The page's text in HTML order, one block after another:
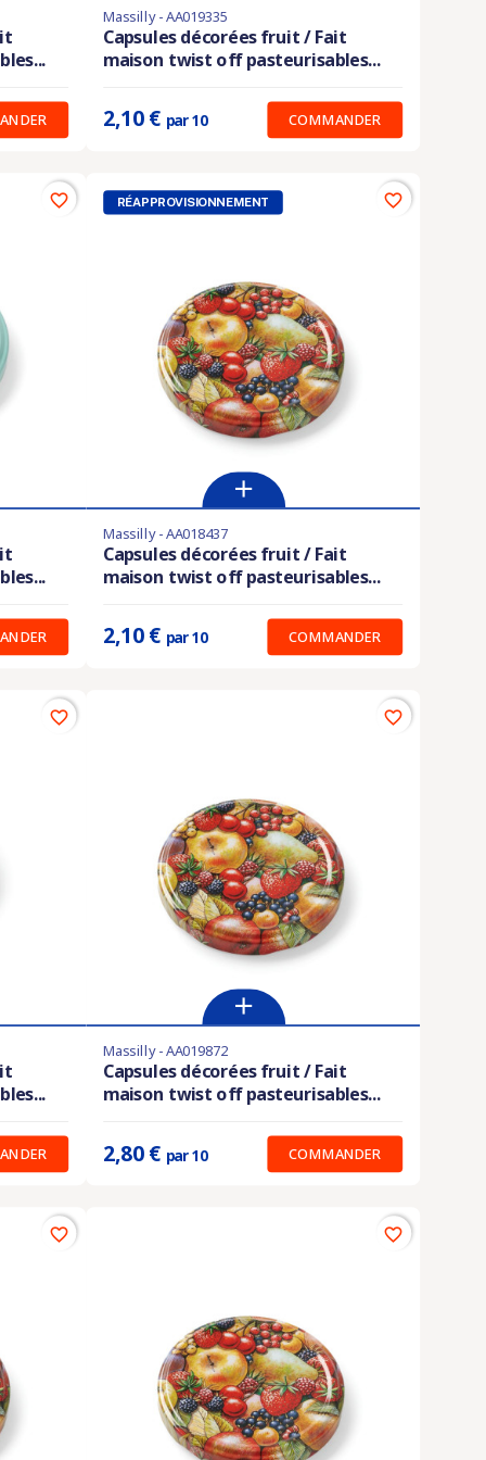
En stock
Prix unitaire :0.210 €
Massilly - AA019335
Capsules décorées fruit / Fait
maison twist off pasteurisables...
2,10 € par 10 COMMANDER
favorite_border
Produit disponible avec d'autres options
Prix unitaire :0.210 €
Massilly - AA018437
Capsules décorées fruit / Fait
maison twist off pasteurisables...
2,10 € par 10 COMMANDER
RÉAPPROVISIONNEMENT favorite_border
favorite_border
En stock
Prix unitaire :0.280 €
Massilly - AA019872
Capsules décorées fruit / Fait
maison twist off pasteurisables...
2,80 € par 10 COMMANDER
favorite_border
favorite_border favorite_border